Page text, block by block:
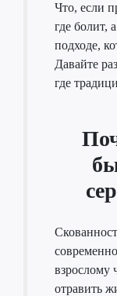
Что, если
где болит,
подходе,
Давайте
где
взрослому
отравить